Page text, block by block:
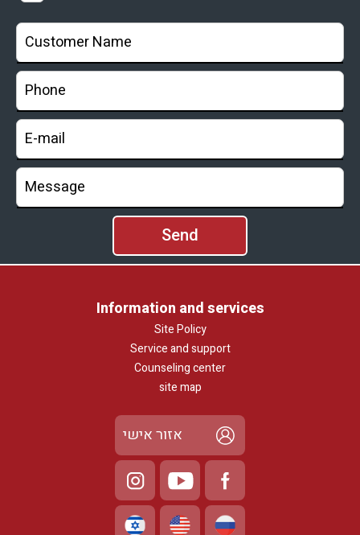
Information and services
Site Policy
Service and support
Counseling center
site map
אזור אישי